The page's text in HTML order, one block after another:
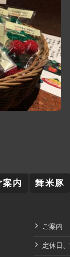
案内 舞米豚
ご案内
定休日